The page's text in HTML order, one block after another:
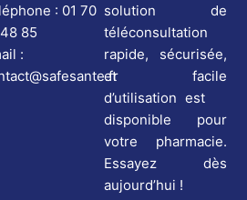
solution de
téléconsultation
rapide, sécurisée,
et facile
d’utilisation est
disponible pour
votre pharmacie.
Essayez dès
aujourd’hui !
: 01 70
85
: